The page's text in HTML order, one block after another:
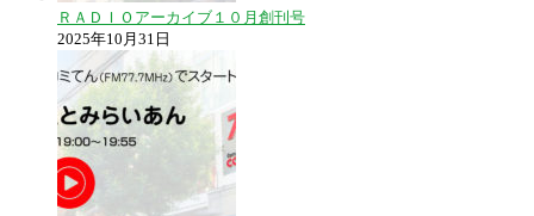
ＲＡＤＩＯアーカイブ１０月創刊号
2025年10月31日